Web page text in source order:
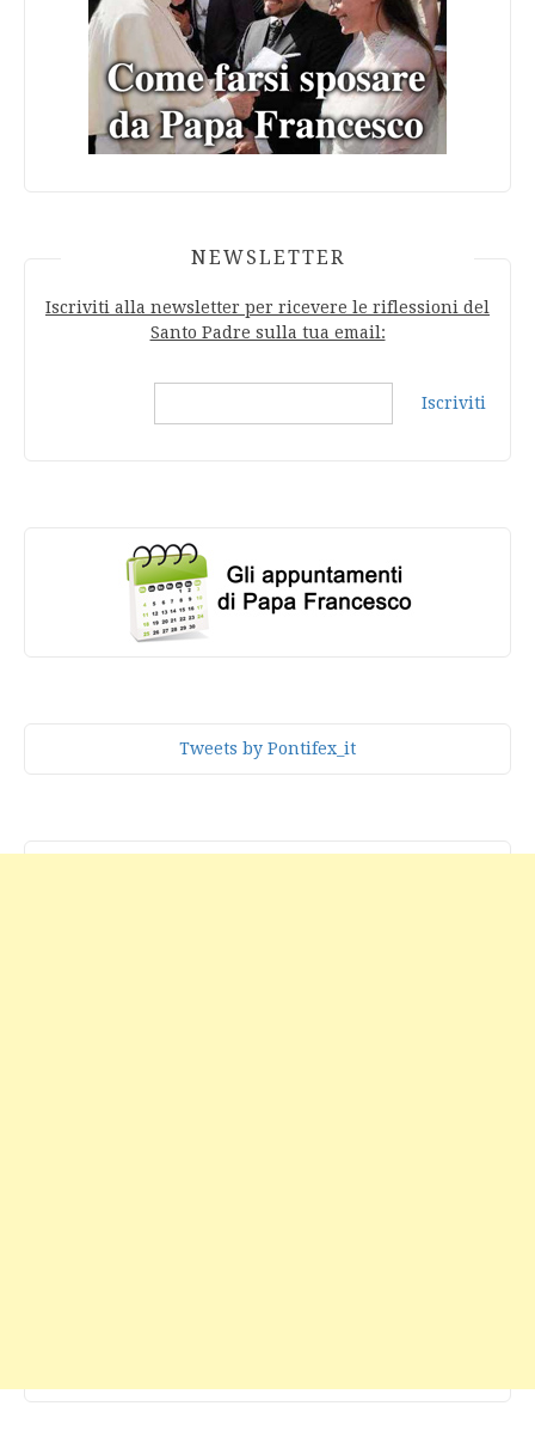
NEWSLETTER
Iscriviti alla newsletter per ricevere le riflessioni del
Santo Padre sulla tua email:
Iscriviti
Tweets by Pontifex_it